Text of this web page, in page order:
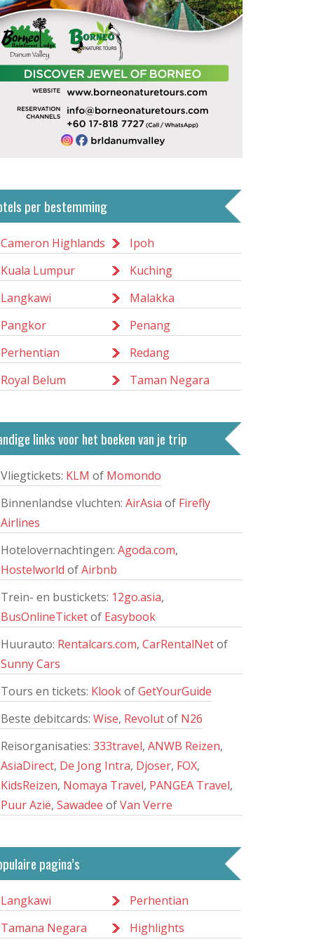
per bestemming
Cameron Highlands
Ipoh
Kuala Lumpur
Kuching
Langkawi
Malakka
Pangkor
Penang
Perhentian
Redang
Royal Belum
Taman Negara
links voor het boeken van je trip
Vliegtickets: KLM of Momondo
Binnenlandse vluchten: AirAsia of Firefly
Airlines
Hotelovernachtingen: Agoda.com,
Hostelworld ofAirbnb
Trein- en bustickets: 12go.asia,
BusOnlineTicketof Easybook
Huurauto: Rentalcars.com, CarRentalNetof
Sunny Cars
Tours en tickets: KlookofGetYourGuide
Beste debitcards: Wise, Revolutof N26
Reisorganisaties: 333travel, ANWB Reizen,
AsiaDirect, De Jong Intra, Djoser, FOX,
KidsReizen, Nomaya Travel, PANGEA Travel,
Puur Azië, Sawadee ofVan Verre
pagina’s
Langkawi
Perhentian
Tamana Negara
Highlights